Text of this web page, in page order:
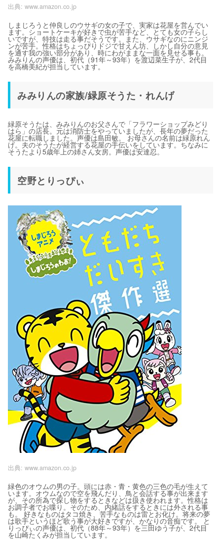
出典: www.amazon.co.jp
しまじろうと仲良しのウサギの女の子で、実家は花屋を営んでい
ます。ショートケーキが好きで虫が苦手など、とても女の子らし
いですが、特技は走る事だそうです。また、ウサギなのにニンジ
ンが苦手。性格はちょっぴりドジで甘えん坊、しかし自分の意見
を通す我の強い部分があり、時にわがままな一面を見せる事も。
みみりんの声優は、初代（91年～93年）を渡辺菜生子が、2代目
を高橋美紀が担当しています。
みみりんの家族/緑原そうた・れんげ
緑原そうたは、みみりんのお父さんで「フラワーショップみどり
はら」の店長。元は消防士をやっていましたが、長年の夢だった
花屋に転職しました。声優は島田敏。 お母さんの名前は緑原れん
げ。夫のそうたが経営する花屋の手伝いをしています。ちなみに
そうたより5歳年上の姉さん女房。声優は安達忍。
空野とりっぴぃ
出典: www.amazon.co.jp
緑色のオウムの男の子。頭には赤・青・黄色の三色の毛が生えて
います。オウムなので空を飛んだり、鳥と会話する事が出来ます
が、その所為で探し物をするときなどは扱き使われます。性格は
お調子者でお喋り。そのため、内緒話をするときには外される事
も。 好きなものはタコ焼き、苦手なものは雷とお化け。将来の夢
は歌手というほど歌う事が大好きですが、かなりの音痴です。 と
りっぴぃの声優は、初代（88年～93年）を三田ゆう子が、2代目
を山崎たくみが担当しています。